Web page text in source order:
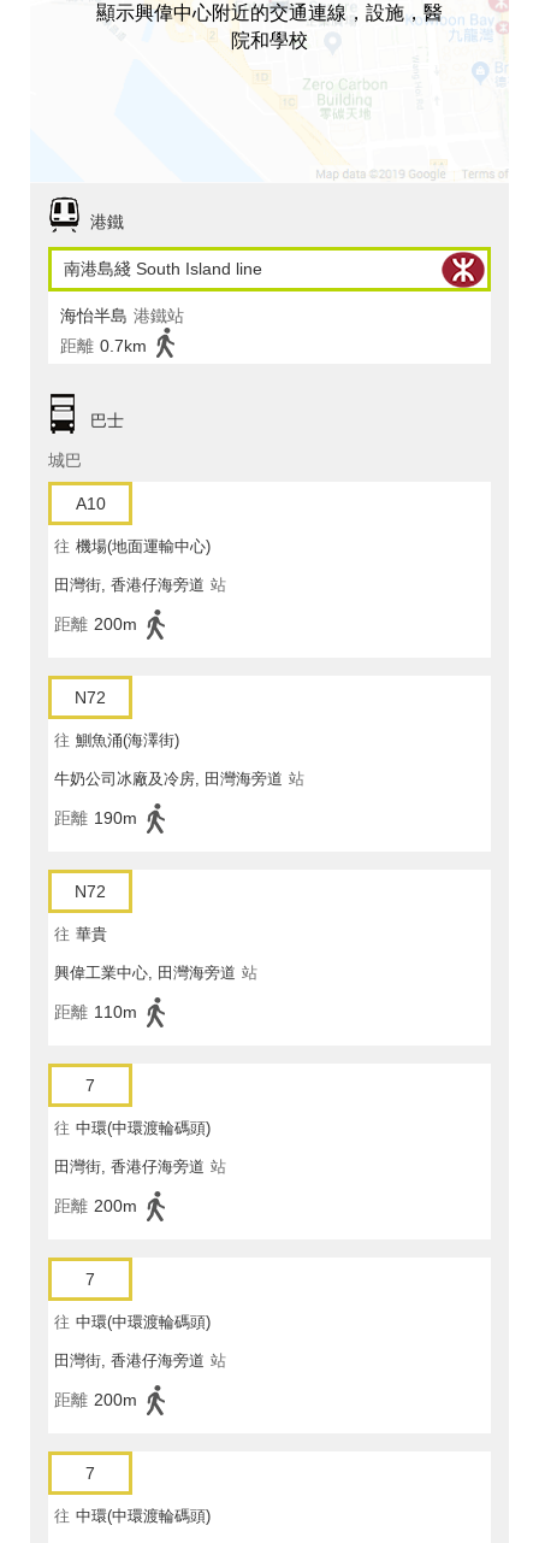
顯示興偉中心附近的交通連線，設施，醫
院和學校
港鐵
南港島綫 South Island line
海怡半島 港鐵站
距離 0.7km
巴士
城巴
A10
往 機場(地面運輸中心)
田灣街, 香港仔海旁道 站
距離 200m
N72
往 鰂魚涌(海澤街)
牛奶公司冰廠及冷房, 田灣海旁道 站
距離 190m
N72
往 華貴
興偉工業中心, 田灣海旁道 站
距離 110m
7
往 中環(中環渡輪碼頭)
田灣街, 香港仔海旁道 站
距離 200m
7
往 中環(中環渡輪碼頭)
田灣街, 香港仔海旁道 站
距離 200m
7
往 中環(中環渡輪碼頭)